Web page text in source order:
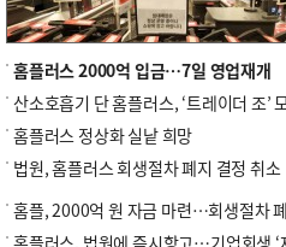
홈플러스 2000억 입금…7일 영업재개
홈플러스 정상화 실낱 희망
법원, 홈플러스 회생절차 폐지 결정 취소